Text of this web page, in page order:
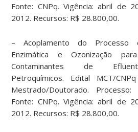
Fonte: CNPq. Vigência: abril de
2012. Recursos: R$ 28.800,00.
– Acoplamento do Processo
Enzimática e Ozonização
Contaminantes de
Petroquímicos. Edital MCT/
Mestrado/Doutorado. Processo:
Fonte: CNPq. Vigência: abril de
2012. Recursos: R$ 28.800,00.